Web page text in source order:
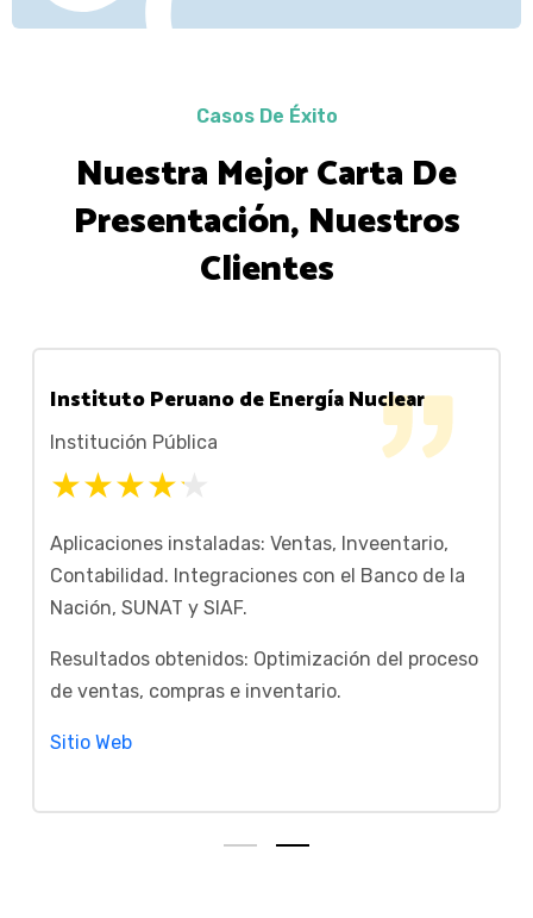
Casos De Éxito
Nuestra Mejor Carta De
Presentación, Nuestros
Clientes
Peruano de Energía Nuclear
Pública
instaladas: Ventas, Inveentario,
Integraciones con el Banco de la
SUNAT y SIAF.
obtenidos: Optimización del proceso
compras e inventario.
Steel JRV
Fundición
Aplicaciones
Inveentario,
Resultados